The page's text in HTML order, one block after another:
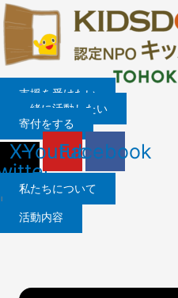
内
容
を
ス
キ
ッ
支援を受けたい
一緒に活動したい
寄付をする
X-Youtube
Facebook
私たちについて
|
活動内容